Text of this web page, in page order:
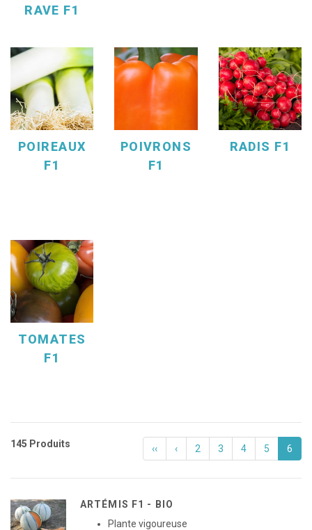
RAVE F1
POIREAUX
F1
POIVRONS
F1
RADIS F1
TOMATES
F1
145 Produits ‹‹ ‹ 2 3 4 5 6
ARTÉMIS F1 - BIO
Plante vigoureuse